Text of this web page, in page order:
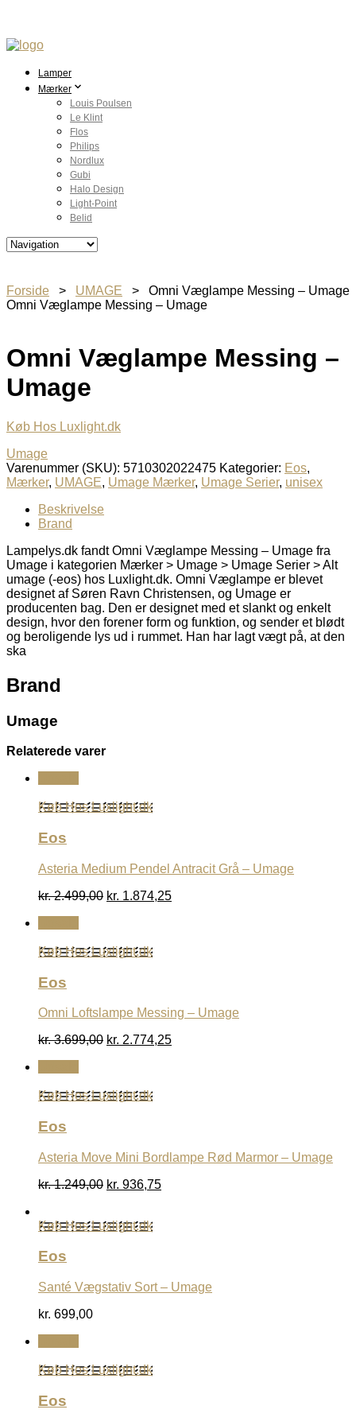
Lamper
Mærker
Louis Poulsen
Le Klint
Flos
Philips
Nordlux
Gubi
Halo Design
Light-Point
Belid
Forside > UMAGE > Omni Væglampe Messing – Umage
Omni Væglampe Messing – Umage
Omni Væglampe Messing –
Umage
Køb Hos Luxlight.dk
Umage
Varenummer (SKU): 5710302022475 Kategorier: Eos,
Mærker, UMAGE, Umage Mærker, Umage Serier, unisex
Beskrivelse
Brand
Lampelys.dk fandt Omni Væglampe Messing – Umage fra
Umage i kategorien Mærker > Umage > Umage Serier > Alt
umage (-eos) hos Luxlight.dk. Omni Væglampe er blevet
designet af Søren Ravn Christensen, og Umage er
producenten bag. Den er designet med et slankt og enkelt
design, hvor den forener form og funktion, og sender et blødt
og beroligende lys ud i rummet. Han har lagt vægt på, at den
ska
Brand
Umage
Relaterede varer
Køb Hos Luxlight.dk
Eos
Asteria Medium Pendel Antracit Grå – Umage
kr.2.499,00 Den
kr. 2.499,00.
kr. 1.874,25Den
Køb Hos Luxlight.dk
Eos
Omni Loftslampe Messing – Umage
kr.3.699,00 Den
kr. 3.699,00.
kr. 2.774,25Den
Køb Hos Luxlight.dk
Eos
Asteria Move Mini Bordlampe Rød Marmor – Umage
kr.1.249,00 Den
var:
kr. 936,75Den
Køb Hos Luxlight.dk
Eos
Santé Vægstativ Sort – Umage
kr. 699,00
Køb Hos Luxlight.dk
Eos